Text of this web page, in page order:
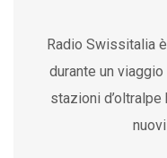
Radio Swissitalia
durante un
stazioni d’oltralpe